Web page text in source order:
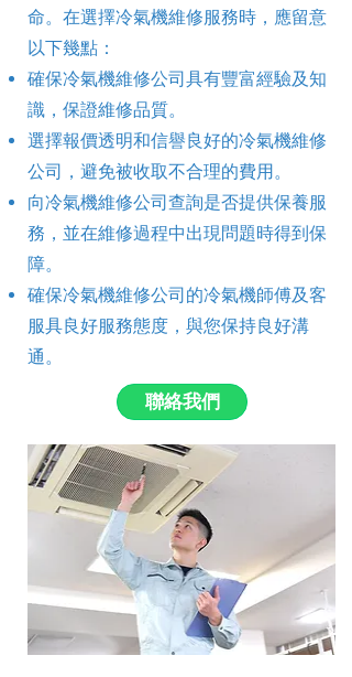
命。在選擇冷氣機維修服務時，應留意
以下幾點：
確保冷氣機維修公司具有豐富經驗及知
識，保證維修品質。
選擇報價透明和信譽良好的冷氣機維修
公司，避免被收取不合理的費用。
向冷氣機維修公司查詢是否提供保養服
務，並在維修過程中出現問題時得到保
障。
確保冷氣機維修公司的冷氣機師傅及客
服具良好服務態度，與您保持良好溝
通。
聯絡我們